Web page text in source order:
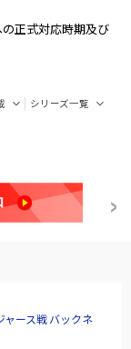
正式対応時期及び
シリーズ一覧
ース戦 バックネ